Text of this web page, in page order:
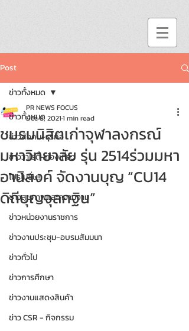
Post
ข่าวทั้งหมด
ข่าวสังคม-ธุรกิจ
ข่าววาไรตี้-ท่องเที่ยว
โปรโมชั่น!!
ข่าวสุขภาพและความงาม
ข่าวหน่วยงานราชการ
ข่าวงานประชุม-อบรมสัมมนา
ข่าวทั่วไป
ข่าวการศึกษา
ข่าวงานแสดงสินค้า
ข่าว CSR - กิจกรรม
ข่าวทั้งหมด
ชมรมนิสิตเก่าจุฬาลงกรณ์
มหาวิทยาลัย รุ่น 2514ร่วมมหา
อานิสงค์ จัดงานบุญ “CU14
ดิถีบุญจุลกฐิน”
PR NEWS FOCUS
Dec 8, 20211 min read